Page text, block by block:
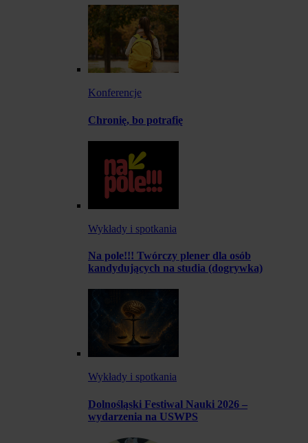
Konferencje
Chronię, bo potrafię
Wykłady i spotkania
Na pole!!! Twórczy plener dla osób
kandydujących na studia (dogrywka)
Wykłady i spotkania
Dolnośląski Festiwal Nauki 2026 –
wydarzenia na USWPS